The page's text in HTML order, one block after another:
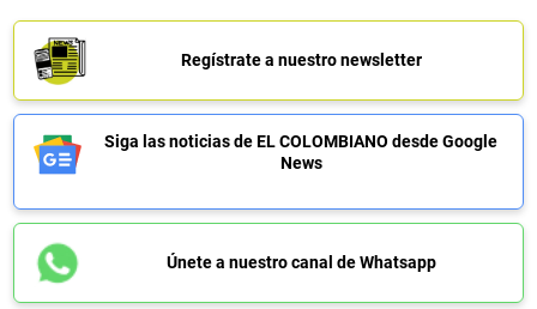
Regístrate a nuestro newsletter
Siga las noticias de EL COLOMBIANO desde Google
News
Únete a nuestro canal de Whatsapp